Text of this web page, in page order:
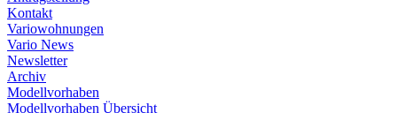
Kontakt
Variowohnungen
Vario News
Newsletter
Archiv
Modellvorhaben
Modellvorhaben Übersicht